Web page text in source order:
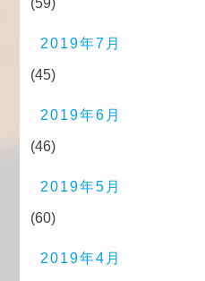
(59)
2019年7月
(45)
2019年6月
(46)
2019年5月
(60)
2019年4月